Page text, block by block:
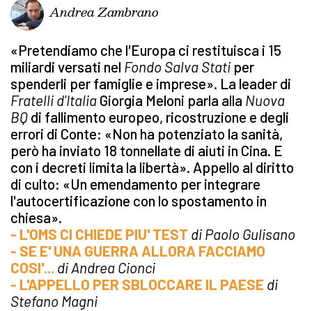
Andrea Zambrano
«Pretendiamo che l'Europa ci restituisca i 15
miliardi versati nel Fondo Salva Stati per
spenderli per famiglie e imprese». La leader di
Fratelli d'Italia Giorgia Meloni parla alla Nuova
BQ di fallimento europeo, ricostruzione e degli
errori di Conte: «Non ha potenziato la sanità,
però ha inviato 18 tonnellate di aiuti in Cina. E
con i decreti limita la libertà». Appello al diritto
di culto: «Un emendamento per integrare
l'autocertificazione con lo spostamento in
chiesa».
- L'OMS CI CHIEDE PIU' TEST di Paolo Gulisano
- SE E' UNA GUERRA ALLORA FACCIAMO
COSI'... di Andrea Cionci
- L'APPELLO PER SBLOCCARE IL PAESE di
Stefano Magni